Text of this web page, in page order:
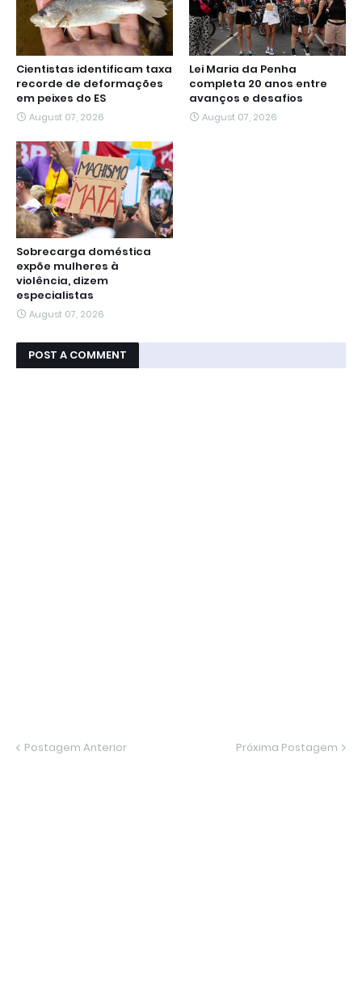
Cientistas identificam taxa
recorde de deformações
em peixes do ES
August 07, 2026
Lei Maria da Penha
completa 20 anos entre
avanços e desafios
August 07, 2026
Sobrecarga doméstica
expõe mulheres à
violência, dizem
especialistas
August 07, 2026
POST A COMMENT
Postagem Anterior Próxima Postagem